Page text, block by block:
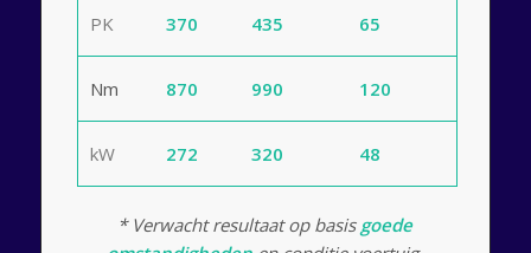
PK 370 435 65
Nm 870 990 120
kW 272 320 48
* Verwacht resultaat op basis goede